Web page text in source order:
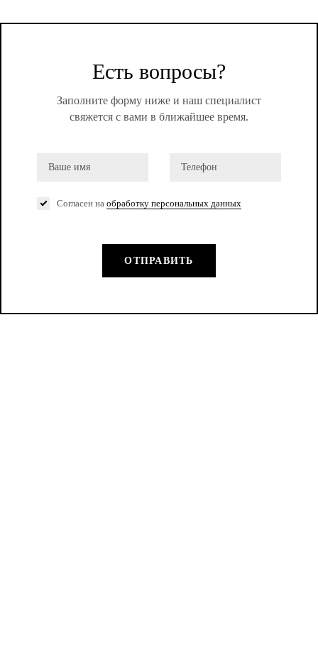
Есть вопросы?
Заполните форму ниже и наш специалист
свяжется с вами в ближайшее время.
Согласен на обработку персональных данных
ОТПРАВИТЬ